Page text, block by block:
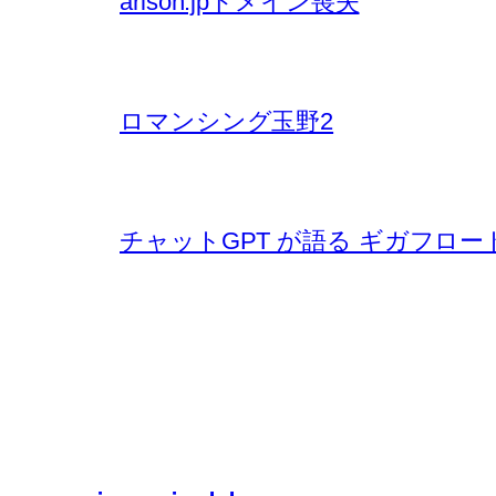
ロマンシング玉野2
チャットGPT が語る ギガフロー